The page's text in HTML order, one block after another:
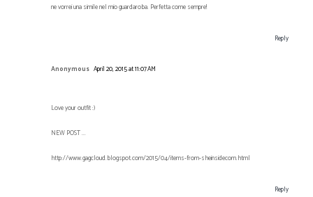
ne vorrei una simile nel mio guardaroba. Perfetta come sempre!
Reply
Anonymous April 20, 2015 at 11:07 AM
Love your outfit :)
NEW POST ...
http://www.gagcloud.blogspot.com/2015/04/items-from-sheinsidecom.html
Reply